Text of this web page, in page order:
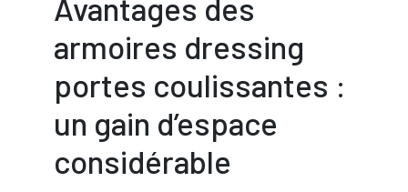
Avantages des
armoires dressing
portes coulissantes :
un gain d’espace
considérable